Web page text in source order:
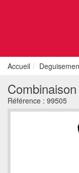
Accueil
Référence : 99505